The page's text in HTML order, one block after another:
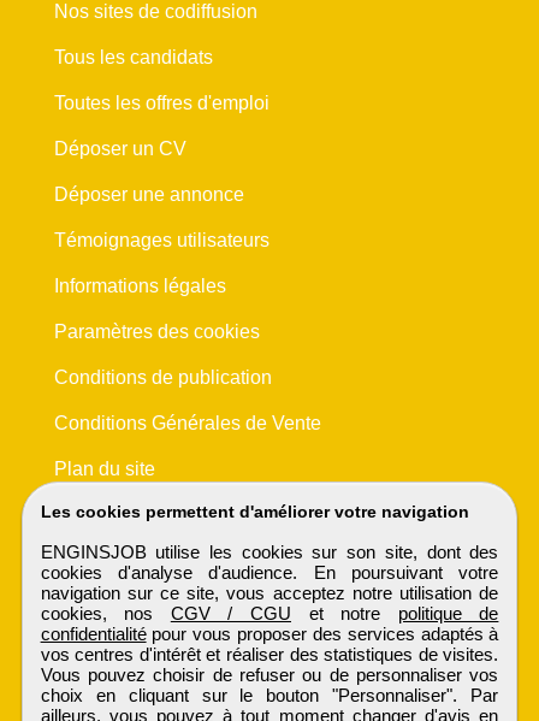
Les cookies permettent d'améliorer votre navigation
ENGINSJOB utilise les cookies sur son site, dont des
cookies d'analyse d'audience. En poursuivant votre
navigation sur ce site, vous acceptez notre utilisation de
cookies, nos CGV / CGU et notre politique de
confidentialitépour vous proposer des services adaptés à
vos centres d'intérêt et réaliser des statistiques de visites.
Vous pouvez choisir de refuser ou de personnaliser vos
choix en cliquant sur le bouton "Personnaliser". Par
ailleurs, vous pouvez à tout moment changer d'avis en
Nos sites de codiffusion
Tous les candidats
Toutes les offres d'emploi
Déposer un CV
Déposer une annonce
Témoignages utilisateurs
Informations légales
Paramètres des cookies
Conditions de publication
Conditions Générales de Vente
Plan du site